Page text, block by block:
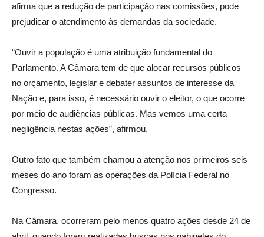
afirma que a redução de participação nas comissões, pode
prejudicar o atendimento às demandas da sociedade.
“Ouvir a população é uma atribuição fundamental do
Parlamento. A Câmara tem de que alocar recursos públicos
no orçamento, legislar e debater assuntos de interesse da
Nação e, para isso, é necessário ouvir o eleitor, o que ocorre
por meio de audiências públicas. Mas vemos uma certa
negligência nestas ações”, afirmou.
Outro fato que também chamou a atenção nos primeiros seis
meses do ano foram as operações da Polícia Federal no
Congresso.
Na Câmara, ocorreram pelo menos quatro ações desde 24 de